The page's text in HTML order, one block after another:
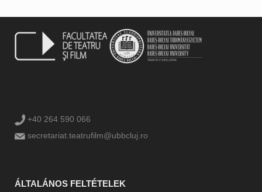
+40 264 590 066
secretariat.teatrufilm@ubbcluj.ro
ÁLTALÁNOS FELTÉTELEK